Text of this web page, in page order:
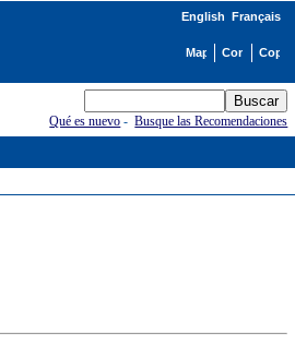
English Français
Qué es nuevo -Busque las Recomendaciones